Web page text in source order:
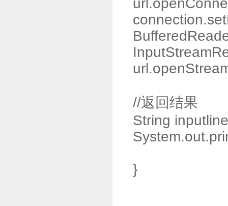
//返回结果
String
}